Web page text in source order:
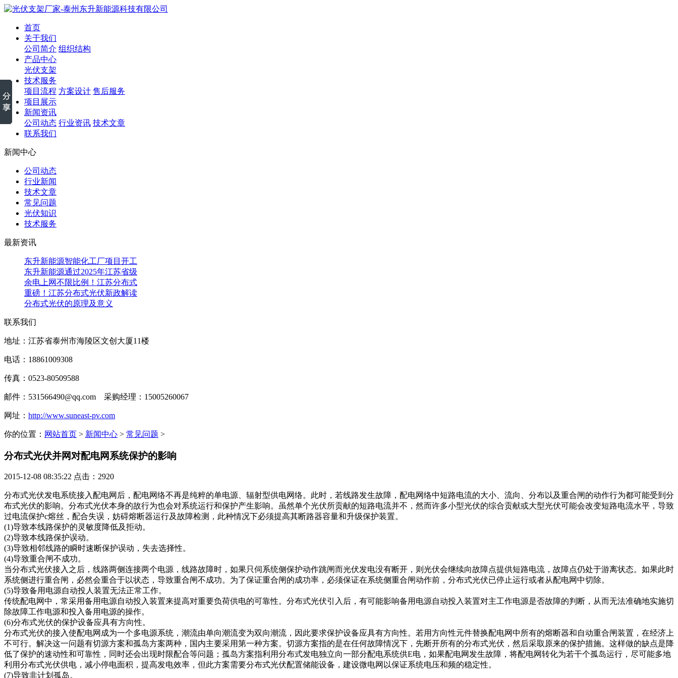
首页
关于我们
公司简介 组织结构
产品中心
光伏支架
技术服务
项目流程 方案设计 售后服务
项目展示
新闻资讯
公司动态 行业资讯 技术文章
联系我们
新闻中心
公司动态
行业新闻
技术文章
常见问题
光伏知识
技术服务
最新资讯
东升新能源智能化工厂项目开工
东升新能源通过2025年江苏省级
余电上网不限比例！江苏分布式
重磅！江苏分布式光伏新政解读
分布式光伏的原理及意义
联系我们
地址：江苏省泰州市海陵区文创大厦11楼
电话：18861009308
传真：0523-80509588
邮件：531566490@qq.com 采购经理：15005260067
网址： http://www.suneast-pv.com
你的位置： 网站首页 > 新闻中心 > 常见问题 >
分布式光伏并网对配电网系统保护的影响
2015-12-08 08:35:22 点击：2920
分布式光伏发电系统接入配电网后，配电网络不再是纯粹的单电源、辐射型供电网络。此时，若线路发生故障，配电网络中短路电流的大小、流向、分布以及重合闸的动作行为都可能受到分
布式光伏的影响。分布式光伏本身的故行为也会对系统运行和保护产生影响。虽然单个光伏所贡献的短路电流并不，然而许多小型光伏的综合贡献或大型光伏可能会改变短路电流水平，导致
过电流保护c熔丝，配合失误，妨碍熔断器运行及故障检测，此种情况下必须提高其断路器容量和升级保护装置。
(1)导致本线路保护的灵敏度降低及拒动。
(2)导致本线路保护误动。
(3)导致相邻线路的瞬时速断保护误动，失去选择性。
(4)导致重合闸不成功。
当分布式光伏接入之后，线路两侧连接两个电源，线路故障时，如果只伺系统侧保护动作跳闸而光伏发电没有断开，则光伏会继续向故障点提供短路电流，故障点仍处于游离状态。如果此时
系统侧进行重合闸，必然会重合于以状态，导致重合闸不成功。为了保证重合闸的成功率，必须保证在系统侧重合闸动作前，分布式光伏已停止运行或者从配电网中切除。
(5)导致备用电源自动投人装置无法正常工作。
传统配电网中，常采用备用电源自动投入装置来提高对重要负荷供电的可靠性。分布式光伏引入后，有可能影响备用电源自动投入装置对主工作电源是否故障的判断，从而无法准确地实施切
除故障工作电源和投入备用电源的操作。
(6)分布式光伏的保护设备应具有方向性。
分布式光伏的接入使配电网成为一个多电源系统，潮流由单向潮流变为双向潮流，因此要求保护设备应具有方向性。若用方向性元件替换配电网中所有的熔断器和自动重合闸装置，在经济上
不可行。解决这一问题有切源方案和孤岛方案两种，国内主要采用第一种方案。切源方案指的是在任何故障情况下，先断开所有的分布式光伏，然后采取原来的保护措施。这样做的缺点是降
低了保护的速动性和可靠性，同时还会出现时限配合等问题；孤岛方案指利用分布式发电独立向一部分配电系统供E电，如果配电网发生故障，将配电网转化为若干个孤岛运行，尽可能多地
利用分布式光伏供电，减小停电面积，提高发电效率，但此方案需要分布式光伏配置储能设备，建设微电网以保证系统电压和频的稳定性。
(7)导致非计划孤岛。